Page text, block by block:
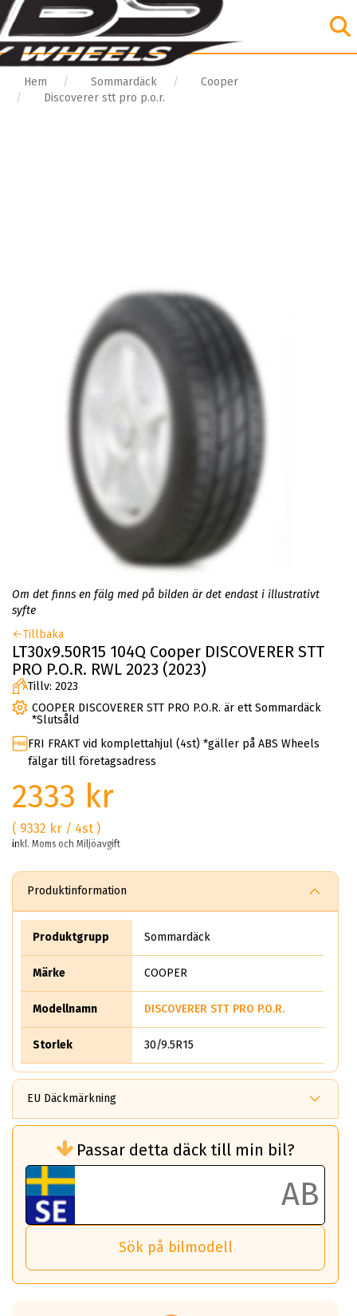
Hem Sommardäck
Cooper
Discoverer stt pro p.o.r.
Om det finns en fälg med på bilden är det endast i illustrativt
syfte
Tillbaka
LT30x9.50R15 104Q Cooper DISCOVERER STT
PRO P.O.R. RWL 2023 (2023)
Tillv: 2023
COOPER DISCOVERER STT PRO P.O.R. är ett Sommardäck
*Slutsåld
FRI FRAKT vid komplettahjul (4st) *gäller på ABS Wheels
fälgar till företagsadress
2333 kr
( 9332 kr / 4st )
inkl. Moms och Miljöavgift
Produktinformation
Produktgrupp Sommardäck
Märke COOPER
Modellnamn DISCOVERER STT PRO P.O.R.
Storlek 30/9.5R15
EU Däckmärkning
bränsleförbrukningen)
Det ska vara en betygsskala från klass A
till G för rullmotstånd.
Ett klass A däck kommer ha 6,5% bättre
bränsleförbrukning än ett klass G däck.
Det betyder att om man kör 10,000 km,
så sparar man 50 liter bränsle med ett
Passar detta däck till min bil?
Sök på bilmodell